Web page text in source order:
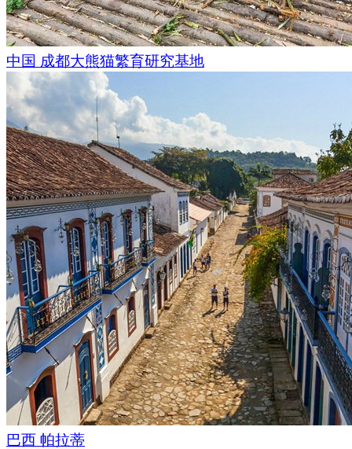
中国 成都大熊猫繁育研究基地
巴西 帕拉蒂